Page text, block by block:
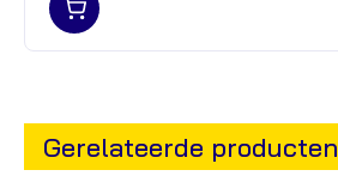
Gerelateerde producten